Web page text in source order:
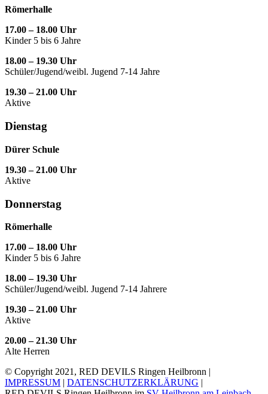
Römerhalle
17.00 – 18.00 Uhr
Kinder 5 bis 6 Jahre
18.00 – 19.30 Uhr
Schüler/Jugend/weibl. Jugend 7-14 Jahre
19.30 – 21.00 Uhr
Aktive
Dienstag
Dürer Schule
19.30 – 21.00 Uhr
Aktive
Donnerstag
Römerhalle
17.00 – 18.00 Uhr
Kinder 5 bis 6 Jahre
18.00 – 19.30 Uhr
Schüler/Jugend/weibl. Jugend 7-14 Jahrere
19.30 – 21.00 Uhr
Aktive
20.00 – 21.30 Uhr
Alte Herren
© Copyright 2021, RED DEVILS Ringen Heilbronn |
IMPRESSUM | DATENSCHUTZERKLÄRUNG |